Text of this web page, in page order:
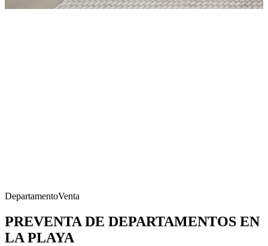
DepartamentoVenta
PREVENTA DE DEPARTAMENTOS EN
LA PLAYA